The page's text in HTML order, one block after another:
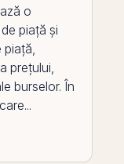
o
piață și
piață,
prețului,
burselor. În